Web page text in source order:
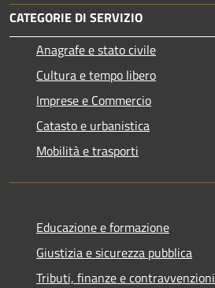
CATEGORIE DI SERVIZIO
Anagrafe e stato civile
Cultura e tempo libero
Imprese e Commercio
Catasto e urbanistica
Mobilità e trasporti
Educazione e formazione
Giustizia e sicurezza pubblica
Tributi, finanze e contravvenzioni